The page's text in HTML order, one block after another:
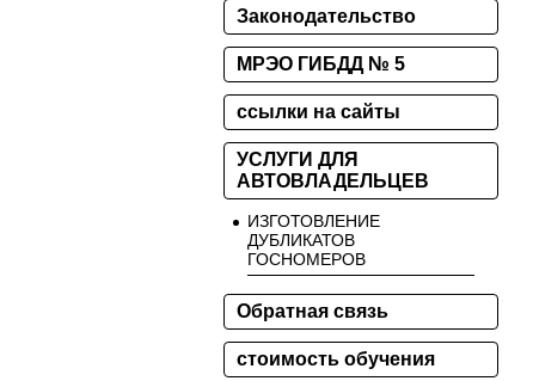
Законодательство
МРЭО ГИБДД № 5
ссылки на сайты
УСЛУГИ ДЛЯ
АВТОВЛАДЕЛЬЦЕВ
ИЗГОТОВЛЕНИЕ
ДУБЛИКАТОВ
ГОСНОМЕРОВ
Обратная связь
стоимость обучения